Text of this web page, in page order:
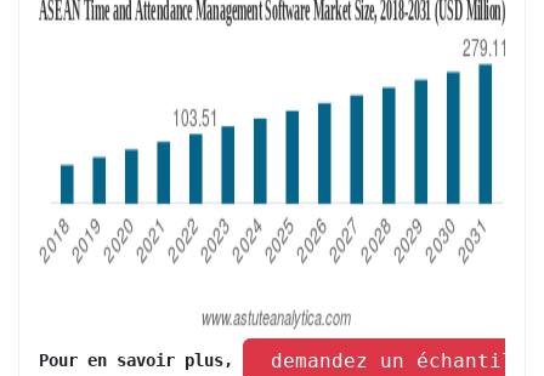
Pour en savoir plus, demandez un